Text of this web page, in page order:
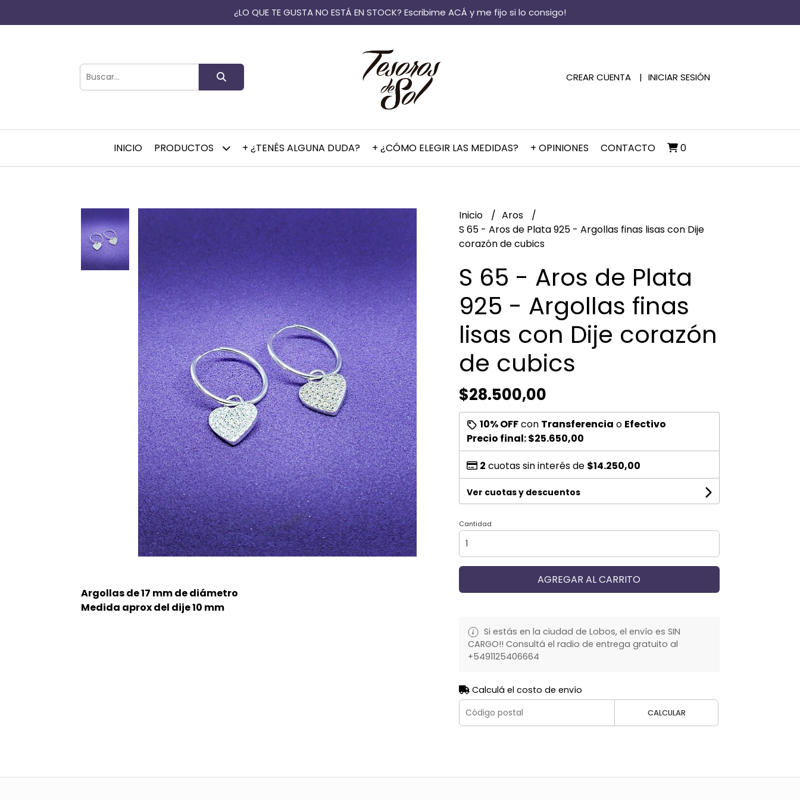
¿LO QUE TE GUSTA NO ESTÁ EN STOCK? Escribime ACÁ y me fijo si lo consigo!
CREAR CUENTA INICIAR SESIÓN
INICIO PRODUCTOS + ¿TENÉS ALGUNA DUDA? + ¿CÓMO ELEGIR LAS MEDIDAS? + OPINIONES CONTACTO 0
Argollas de 17 mm de diámetro
Medida aprox del dije 10 mm
Inicio
Aros
S 65 - Aros de Plata 925 - Argollas finas lisas con Dije
corazón de cubics
S 65 - Aros de Plata
925 - Argollas finas
lisas con Dije corazón
de cubics
$28.500,00
10% OFFcon Transferencia o Efectivo
Precio final:$25.650,00
2 cuotas sin interés de $14.250,00
Ver cuotas y descuentos
Cantidad
AGREGAR AL CARRITO
Si estás en la ciudad de Lobos, el envío es SIN
CARGO!! Consultá el radio de entrega gratuito al
+5491125406664
Calculá el costo de envío
CALCULAR